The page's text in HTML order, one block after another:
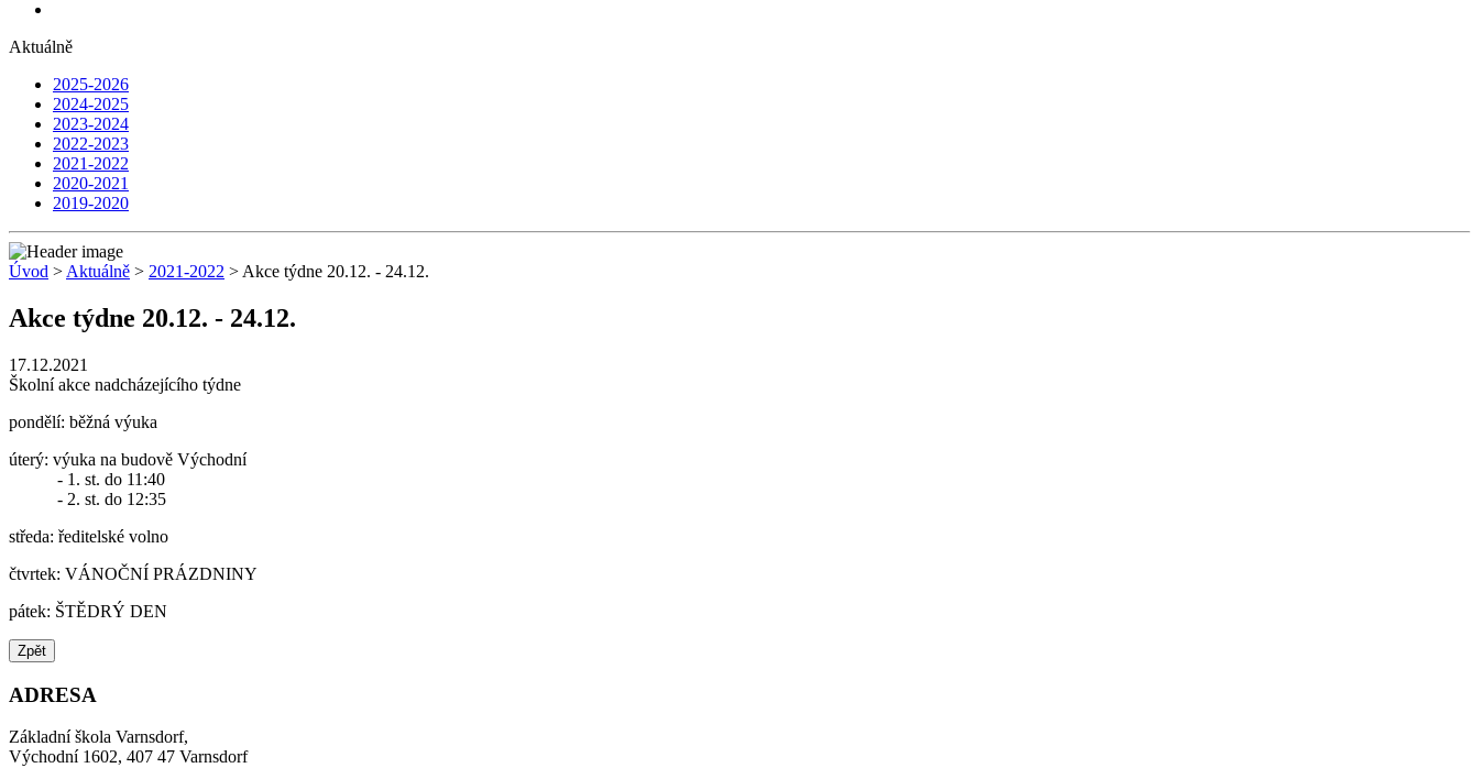
Aktuálně
2025-2026
2024-2025
2023-2024
2022-2023
2021-2022
2020-2021
2019-2020
Úvod > Aktuálně > 2021-2022 > Akce týdne 20.12. - 24.12.
Akce týdne 20.12. - 24.12.
17.12.2021
Školní akce nadcházejícího týdne
pondělí: běžná výuka
úterý: výuka na budově Východní
- 1. st. do 11:40
- 2. st. do 12:35
středa: ředitelské volno
čtvrtek: VÁNOČNÍ PRÁZDNINY
pátek: ŠTĚDRÝ DEN
Zpět
ADRESA
Základní škola Varnsdorf,
Východní 1602, 407 47 Varnsdorf